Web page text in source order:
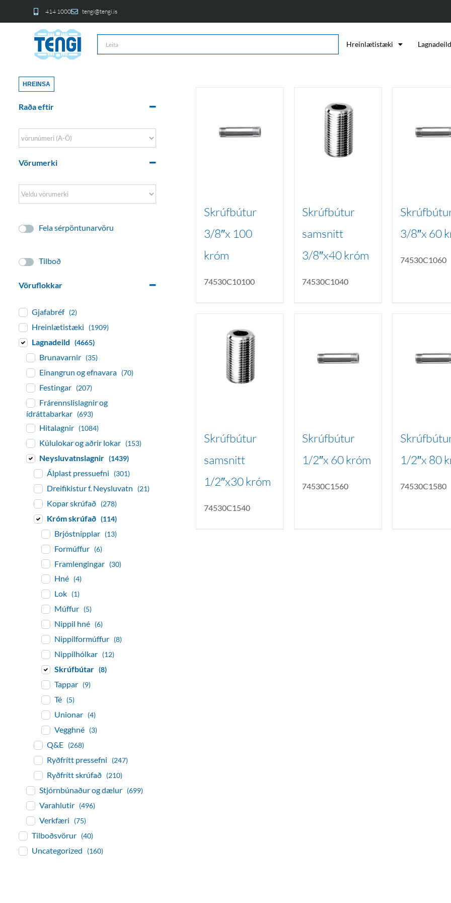
414 1000 tengi@tengi.is
Hreinlætistæki Lagnadeild
Skrúfbútur
3/8″x 100
króm
74530C10100
Skrúfbútur
samsnitt
3/8″x40 króm
74530C1040
3/8″x 60
74530C1060
Skrúfbútur
samsnitt
1/2″x30 króm
74530C1540
Skrúfbútur
1/2″x 60 króm
74530C1560
1/2″x 80
74530C1580
HREINSA
Raða eftir
Sort Products
Vörumerki
Fela sérpöntunarvöru
Tilboð
Vöruflokkar
Gjafabréf (2)
Hreinlætistæki (1909)
Lagnadeild (4665)
Brunavarnir (35)
Einangrun og efnavara (70)
Festingar (207)
Frárennslislagnir og
ídráttabarkar (693)
Hitalagnir (1084)
Kúlulokar og aðrir lokar (153)
Neysluvatnslagnir (1439)
Álplast pressuefni (301)
Dreifikistur f. Neysluvatn (21)
Kopar skrúfað (278)
Króm skrúfað (114)
Brjóstnipplar (13)
Formúffur (6)
Framlengingar (30)
Hné (4)
Lok (1)
Múffur (5)
Nippil hné (6)
Nippilformúffur (8)
Nippilhólkar (12)
Skrúfbútar (8)
Tappar (9)
Té (5)
Unionar (4)
Vegghné (3)
Q&E (268)
Ryðfrítt pressefni (247)
Ryðfrítt skrúfað (210)
Stjórnbúnaður og dælur (699)
Varahlutir (496)
Verkfæri (75)
Tilboðsvörur (40)
Uncategorized (160)